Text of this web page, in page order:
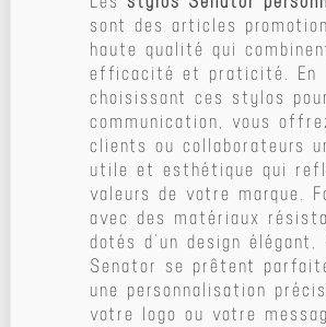
sont des articles
haute qualité qui
efficacité et praticité. En
choisissant ces stylos
communication, vous
clients ou collaborateurs
utile et esthétique qui
valeurs de votre marque.
avec des matériaux
dotés d’un design
Senator se prêtent
une personnalisation
votre logo ou votre